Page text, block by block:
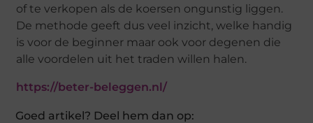
of te verkopen als de koersen ongunstig liggen.
De methode geeft dus veel inzicht, welke handig
is voor de beginner maar ook voor degenen die
alle voordelen uit het traden willen halen.
https://beter-beleggen.nl/
Goed artikel? Deel hem dan op: